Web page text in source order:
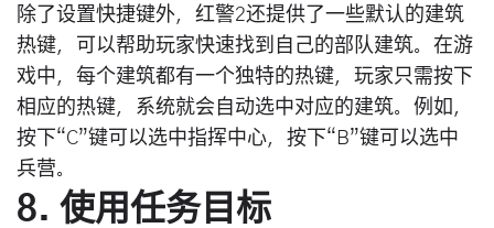
除了设置快捷键外，红警2还提供了一些默认的建筑
热键，可以帮助玩家快速找到自己的部队建筑。在游
戏中，每个建筑都有一个独特的热键，玩家只需按下
相应的热键，系统就会自动选中对应的建筑。例如，
按下“C”键可以选中指挥中心，按下“B”键可以选中
兵营。
8. 使用任务目标